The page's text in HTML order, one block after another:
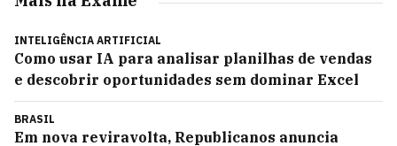
INTELIGÊNCIA ARTIFICIAL
Como usar IA para analisar planilhas de vendas
e descobrir oportunidades sem dominar Excel
BRASIL
Em nova reviravolta, Republicanos anuncia